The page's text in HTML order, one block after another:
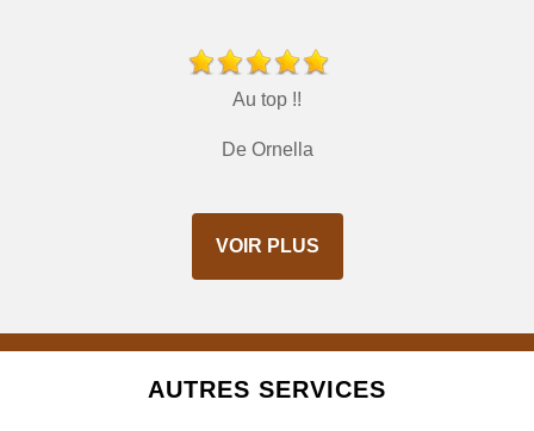
Au top !!
De Ornella
VOIR PLUS
AUTRES SERVICES